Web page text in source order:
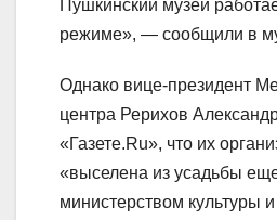
Пушкинский музей
режиме», — сообщили в
Однако вице-президент
центра Рерихов
«Газете.Ru», что их
«выселена из усадьбы
министерством культуры